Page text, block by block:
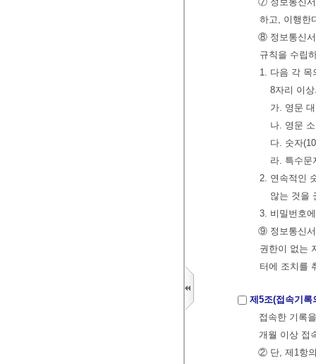
하고, 이행한
⑧ 정보통신서
규칙을 수립
1. 다음 각 목
8자리 이
가. 영문
나. 영문
다. 숫자
라. 특수문
2. 연속적인
않는 것을
3. 비밀번호
⑨ 정보통신서
권한이 없는
터에 조치를
제5조(접속기록
접속한 기록
개월 이상 접
② 단, 제1항